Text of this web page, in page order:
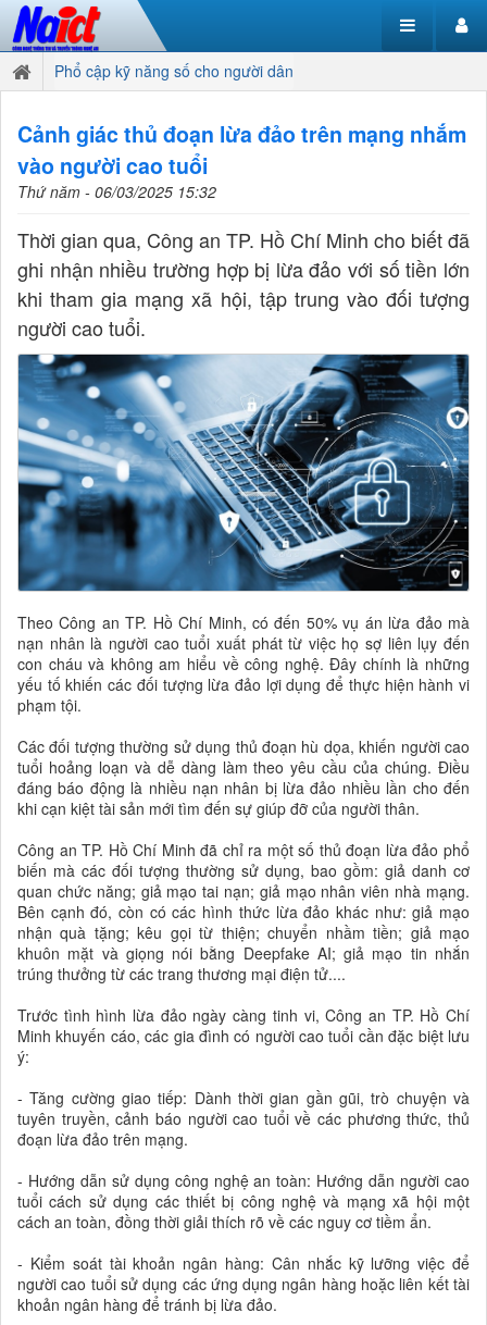
Phổ cập kỹ năng số cho người dân
Cảnh giác thủ đoạn lừa đảo trên mạng nhắm
vào người cao tuổi
Thứ năm - 06/03/2025 15:32
Thời gian qua, Công an TP. Hồ Chí Minh cho biết đã
ghi nhận nhiều trường hợp bị lừa đảo với số tiền lớn
khi tham gia mạng xã hội, tập trung vào đối tượng
người cao tuổi.
Theo Công an TP. Hồ Chí Minh, có đến 50% vụ án lừa đảo mà
nạn nhân là người cao tuổi xuất phát từ việc họ sợ liên lụy đến
con cháu và không am hiểu về công nghệ. Đây chính là những
yếu tố khiến các đối tượng lừa đảo lợi dụng để thực hiện hành vi
phạm tội.
Các đối tượng thường sử dụng thủ đoạn hù dọa, khiến người cao
tuổi hoảng loạn và dễ dàng làm theo yêu cầu của chúng. Điều
đáng báo động là nhiều nạn nhân bị lừa đảo nhiều lần cho đến
khi cạn kiệt tài sản mới tìm đến sự giúp đỡ của người thân.
Công an TP. Hồ Chí Minh đã chỉ ra một số thủ đoạn lừa đảo phổ
biến mà các đối tượng thường sử dụng, bao gồm: giả danh cơ
quan chức năng; giả mạo tai nạn; giả mạo nhân viên nhà mạng.
Bên cạnh đó, còn có các hình thức lừa đảo khác như: giả mạo
nhận quà tặng; kêu gọi từ thiện; chuyển nhầm tiền; giả mạo
khuôn mặt và giọng nói bằng Deepfake AI; giả mạo tin nhắn
trúng thưởng từ các trang thương mại điện tử....
Trước tình hình lừa đảo ngày càng tinh vi, Công an TP. Hồ Chí
Minh khuyến cáo, các gia đình có người cao tuổi cần đặc biệt lưu
ý:
- Tăng cường giao tiếp: Dành thời gian gần gũi, trò chuyện và
tuyên truyền, cảnh báo người cao tuổi về các phương thức, thủ
đoạn lừa đảo trên mạng.
- Hướng dẫn sử dụng công nghệ an toàn: Hướng dẫn người cao
tuổi cách sử dụng các thiết bị công nghệ và mạng xã hội một
cách an toàn, đồng thời giải thích rõ về các nguy cơ tiềm ẩn.
- Kiểm soát tài khoản ngân hàng: Cân nhắc kỹ lưỡng việc để
người cao tuổi sử dụng các ứng dụng ngân hàng hoặc liên kết tài
khoản ngân hàng để tránh bị lừa đảo.